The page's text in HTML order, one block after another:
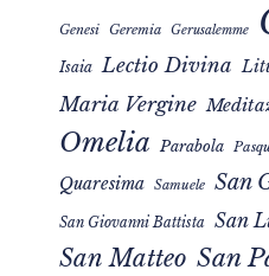
Genesi Geremia Gerusalemme
Isaia Lectio Divina
Maria Vergine
Omelia Parabola
Quaresima Samuele San
San Giovanni Battista San
San Matteo San